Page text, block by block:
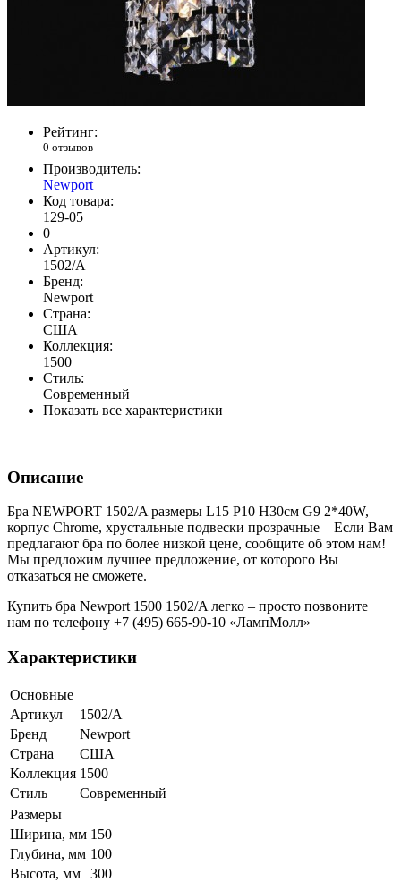
Рейтинг:
0 отзывов
Производитель:
Newport
Код товара:
129-05
0
Артикул:
1502/A
Бренд:
Newport
Страна:
США
Коллекция:
1500
Стиль:
Современный
Показать все характеристики
Описание
Бра NEWPORT 1502/A размеры L15 P10 H30см G9 2*40W,
корпус Chrome, хрустальные подвески прозрачные Если Вам
предлагают бра по более низкой цене, сообщите об этом нам!
Мы предложим лучшее предложение, от которого Вы
отказаться не сможете.
Купить бра Newport 1500 1502/A легко – просто позвоните
нам по телефону +7 (495) 665-90-10 «ЛампМолл»
Характеристики
Основные
Артикул
1502/A
Бренд
Newport
Страна
США
Коллекция 1500
Стиль
Современный
Размеры
Ширина, мм 150
Глубина, мм 100
Высота, мм
300